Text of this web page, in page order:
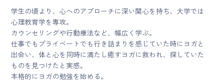
学生の頃より、心へのアプローチに深い関心を持ち、大学では
心理教育学を専攻。
カウンセリングや行動療法など、幅広く学ぶ。
仕事でもプライベートでも行き詰まりを感じていた時にヨガと
出会い、体と心を同時に満たし癒すヨガに救われ、探していた
ものを見つけたと実感。
本格的にヨガの勉強を始める。